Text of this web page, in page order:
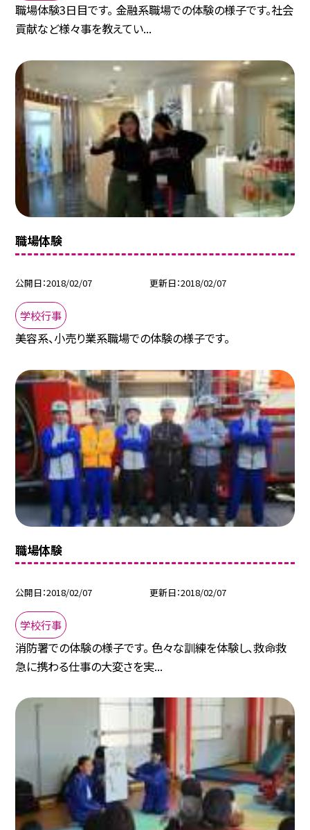
職場体験3日目です。 金融系職場での体験の様子です。社会
貢献など様々事を教えてい...
職場体験
公開日 2018/02/07 更新日 2018/02/07
学校行事
美容系、小売り業系職場での体験の様子です。
職場体験
公開日 2018/02/07 更新日 2018/02/07
学校行事
消防署での体験の様子です。 色々な訓練を体験し、救命救
急に携わる仕事の大変さを実...